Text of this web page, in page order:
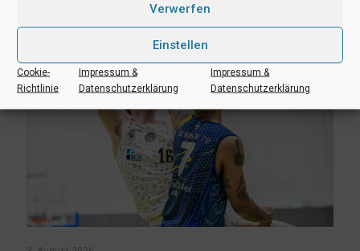
Verwerfen
Einstellen
Cookie-
Richtlinie
Impressum &
Datenschutzerklärung
Impressum &
Datenschutzerklärung